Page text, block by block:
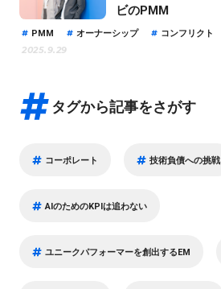
ビのPMM
PMM オーナーシップ コンフリクト
2025.9.29
タグから記事をさがす
コーポレート 技術負債への挑戦
AIのためのKPIは追わない
ユニークパフォーマーを創出するEM